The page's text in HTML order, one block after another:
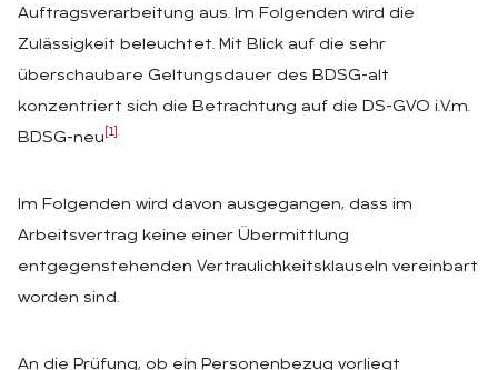
Auftragsverarbeitung aus. Im Folgenden wird die
Zulässigkeit beleuchtet. Mit Blick auf die sehr
überschaubare Geltungsdauer des BDSG-alt
konzentriert sich die Betrachtung auf die DS-GVO i.V.m.
BDSG-neu [1].
Im Folgenden wird davon ausgegangen, dass im
Arbeitsvertrag keine einer Übermittlung
entgegenstehenden Vertraulichkeitsklauseln vereinbart
worden sind.
An die Prüfung, ob ein Personenbezug vorliegt